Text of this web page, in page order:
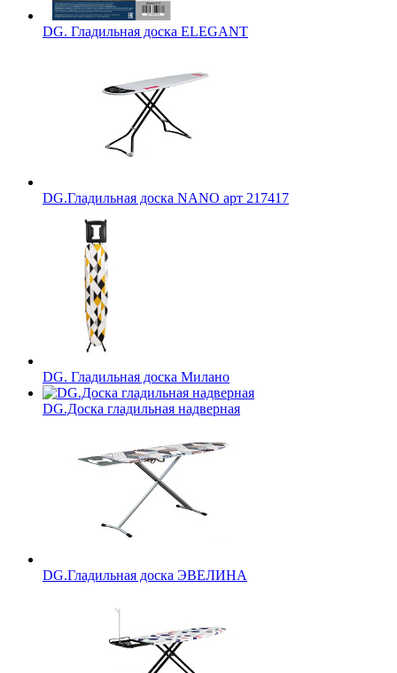
DG. Гладильная доска ELEGANT
DG.Гладильная доска NANO арт 217417
DG. Гладильная доска Милано
DG.Доска гладильная надверная
DG.Гладильная доска ЭВЕЛИНА